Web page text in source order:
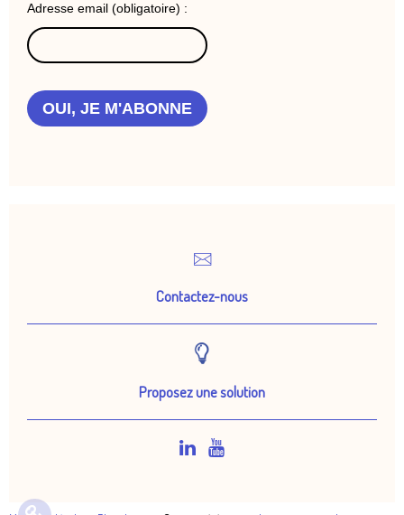
Adresse email (obligatoire) :
OUI, JE M'ABONNE
Contactez-nous
Proposez une solution